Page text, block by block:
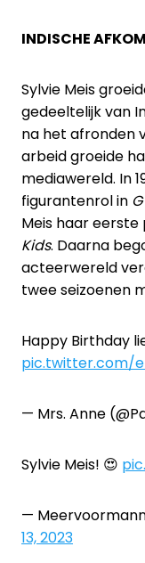
INDISCHE
Sylvie Meis
gedeeltelijk van
na het afronden
arbeid groeide
mediawereld. In
figurantenrol in
Meis haar
Kids. Daarna
acteerwereld
twee seizoenen
Happy Birthday
pic.twitter.com/
— Mrs. Anne
Sylvie Meis! 😍
—
13, 2023